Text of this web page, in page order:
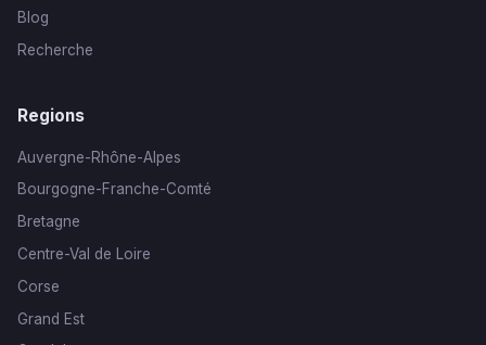
Blog
Recherche
Regions
Auvergne-Rhône-Alpes
Bourgogne-Franche-Comté
Bretagne
Centre-Val de Loire
Corse
Grand Est